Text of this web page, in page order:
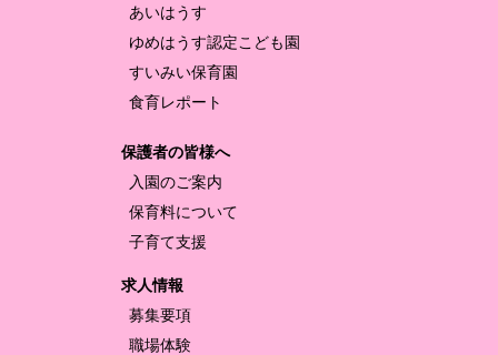
あいはうす
ゆめはうす認定 こども園
すいみい保育園
食育レポート
保護者の皆様へ
入園のご案内
保育料について
子育て支援
求人情報
募集要項
職場体験